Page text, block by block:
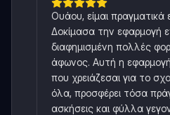
Ουάου, είμαι
Δοκίμασα την εφαρμογή
διαφημισμένη πολλές
άφωνος. Αυτή η
που χρειάζεσαι για το
όλα, προσφέρει τόσα
ασκήσεις και φύλλα